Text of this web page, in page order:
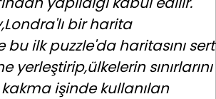
bir harita
bu ilk puzzle'da haritasını sert
yerleştirip,ülkelerin sınırlarını
işinde kullanılan